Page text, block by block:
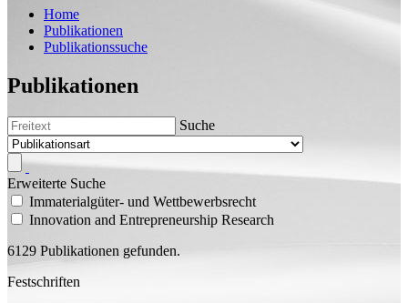
Home
Publikationen
Publikationssuche
Publikationen
Suche
Erweiterte Suche
Immaterialgüter- und Wettbewerbsrecht
Innovation and Entrepreneurship Research
6129 Publikationen gefunden.
Festschriften